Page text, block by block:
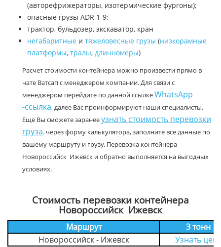
(авторефрижераторы, изотермические фургоны);
опасные грузы ADR 1-9;
трактор, бульдозер, экскаватор, кран
негабаритные и тяжеловесные грузы (низкорамные
платформы, тралы, длинномеры)
Расчет стоимости контейнера можно произвести прямо в
чате Ватсап с менеджером компании. Для связи с
менеджером перейдите по данной ссылкеWhatsApp
-ссылка, далее Вас проинформируют наши специалисты.
Ещё Вы сможете заранееузнать стоимость перевозки
груза. через форму калькулятора, заполните все данные по
вашему маршруту и грузу. Перевозка контейнера
Новороссийск Ижевск и обратно выполняется на выгодных
условиях.
Стоимость перевозки контейнера
Новороссийск Ижевск
Маршрут
3 тонн
Новороссийск - Ижевск
Узнать цену